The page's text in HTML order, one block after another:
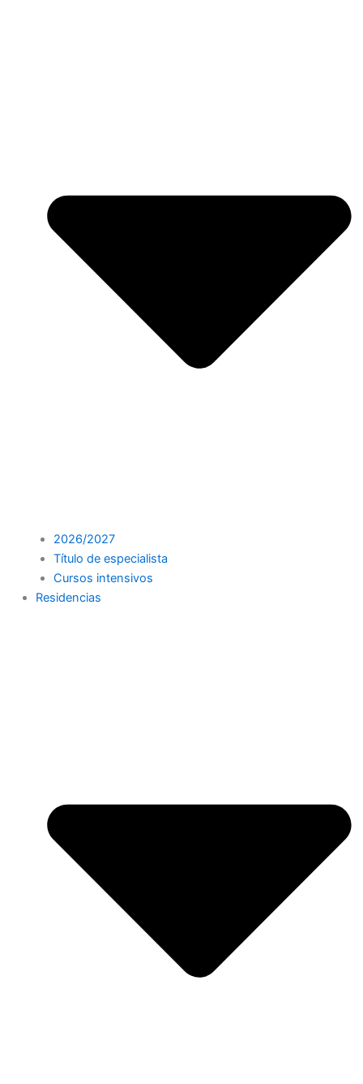
2026/2027
Título de especialista
Cursos intensivos
Residencias